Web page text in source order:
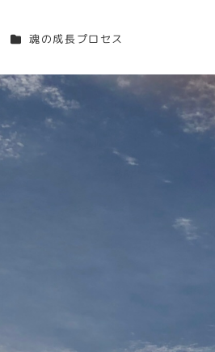
カテゴリー
魂の成長プロセス